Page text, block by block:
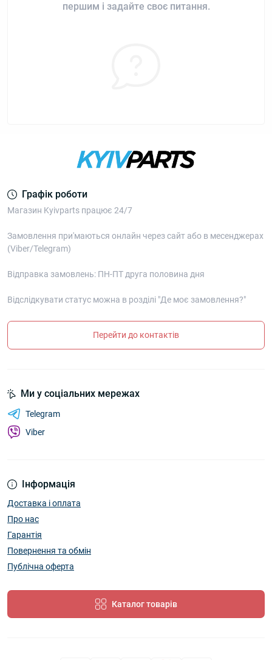
першим і задайте своє питання.
Графік роботи
Магазин Kyivparts працює 24/7
Замовлення при'маються онлайн через сайт або в месенджерах
(Viber/Telegram)
Відправка замовлень: ПН-ПТ друга половина дня
Відслідкувати статус можна в розділі "Де моє замовлення?"
Перейти до контактів
Інформація
Доставка і оплата
Про нас
Гарантія
Повернення та обмін
Публічна оферта
Каталог товарів
Ми у соціальних мережах
Telegram
Viber